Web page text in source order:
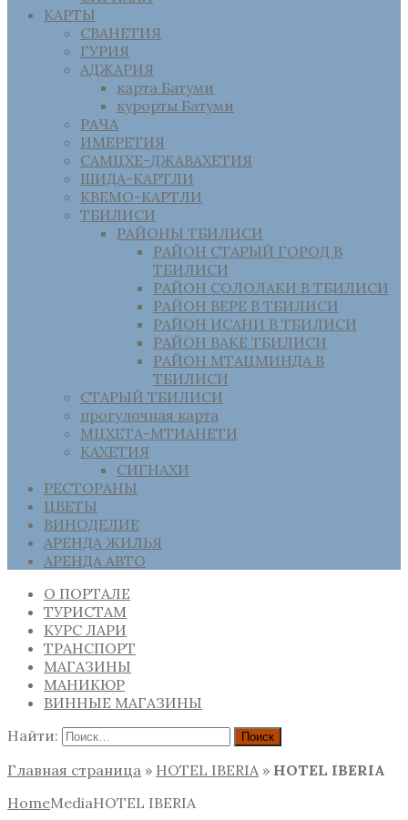
КАРТЫ
СВАНЕТИЯ
ГУРИЯ
АДЖАРИЯ
карта Батуми
курорты Батуми
РАЧА
ИМЕРЕТИЯ
САМЦХЕ-ДЖАВАХЕТИЯ
ШИДА-КАРТЛИ
КВЕМО-КАРТЛИ
ТБИЛИСИ
РАЙОНЫ ТБИЛИСИ
РАЙОН СТАРЫЙ ГОРОД В
ТБИЛИСИ
РАЙОН СОЛОЛАКИ В ТБИЛИСИ
РАЙОН ВЕРЕ В ТБИЛИСИ
РАЙОН ИСАНИ В ТБИЛИСИ
РАЙОН ВАКЕ ТБИЛИСИ
РАЙОН МТАЦМИНДА В
ТБИЛИСИ
СТАРЫЙ ТБИЛИСИ
прогулочная карта
МЦХЕТА-МТИАНЕТИ
КАХЕТИЯ
СИГНАХИ
РЕСТОРАНЫ
ЦВЕТЫ
ВИНОДЕЛИЕ
АРЕНДА ЖИЛЬЯ
АРЕНДА АВТО
О ПОРТАЛЕ
ТУРИСТАМ
КУРС ЛАРИ
ТРАНСПОРТ
МАГАЗИНЫ
МАНИКЮР
ВИННЫЕ МАГАЗИНЫ
Найти:
Главная страница » HOTEL IBERIA » HOTEL IBERIA
HomeMediaHOTEL IBERIA